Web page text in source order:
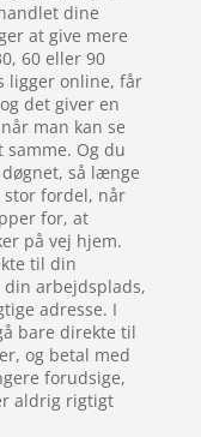
dine
at give mere
60 eller 90
ligger online, får
det giver en
man kan se
Og du
så længe
stor fordel, når
for, at
på vej hjem.
til din
arbejdsplads,
adresse. I
bare direkte til
og betal med
forudsige,
aldrig rigtigt